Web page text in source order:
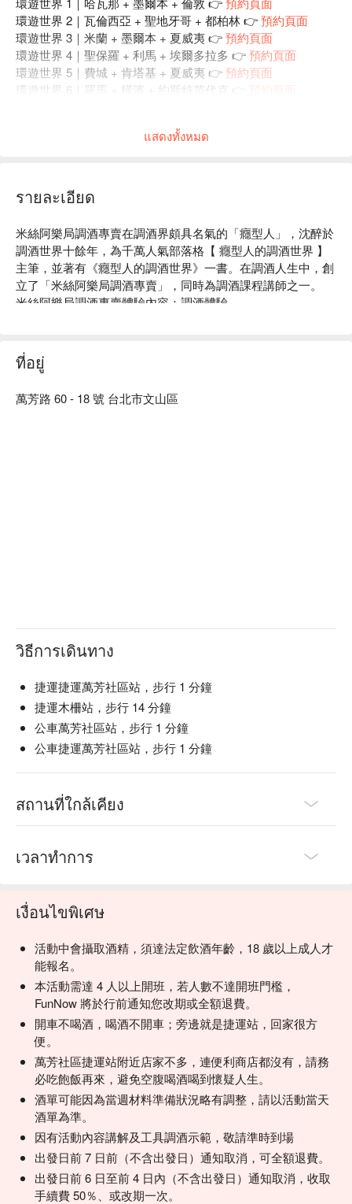
環遊世界 2｜瓦倫西亞 + 聖地牙哥 + 都柏林 👉預約頁面
環遊世界 3｜米蘭 + 墨爾本 + 夏威夷 👉預約頁面
環遊世界 4｜聖保羅 + 利馬 + 埃爾多拉多 👉預約頁面
環遊世界 5｜費城 + 肯塔基 + 夏威夷 👉 預約頁面
環遊世界 6｜羅馬 + 橫濱 + 約斯特范代克 👉 預約頁面
環遊世界 9｜尼斯 + 洛杉磯 + 西班牙港 👉
แสดงทั้งหมด
รายละเอียด
米絲阿樂局調酒專賣在調酒界頗具名氣的「癮型人」，沈醉於
調酒世界十餘年，為千萬人氣部落格【 癮型人的調酒世界 】
主筆，並著有《癮型人的調酒世界》一書。在調酒人生中，創
立了「米絲阿樂局調酒專賣」，同時為調酒課程講師之一。
米絲阿樂局調酒專賣體驗內容：調酒體驗
分鐘即可抵達。
米絲阿樂局調酒專賣預約、米絲阿樂局調酒專賣價格立刻查看
ที่อยู่
萬芳路 60 - 18 號 台北市文山區
วิธีการเดินทาง
捷運捷運萬芳社區站，步行 1 分鐘
捷運木柵站，步行 14 分鐘
公車萬芳社區站，步行 1 分鐘
公車捷運萬芳社區站，步行 1 分鐘
สถานที่ใกล้เคียง
เวลาทำการ
เงื่อนไขพิเศษ
活動中會攝取酒精，須達法定飲酒年齡，18 歲以上成人才
能報名。
本活動需達 4 人以上開班，若人數不達開班門檻，
FunNow 將於行前通知您改期或全額退費。
開車不喝酒，喝酒不開車；旁邊就是捷運站，回家很方
便。
萬芳社區捷運站附近店家不多，連便利商店都沒有，請務
必吃飽飯再來，避免空腹喝酒喝到懷疑人生。
酒單可能因為當週材料準備狀況略有調整，請以活動當天
酒單為準。
因有活動內容講解及工具調酒示範，敬請準時到場
出發日前 7 日前（不含出發日）通知取消，可全額退費。
出發日前 6 日至前 4 日內（不含出發日）通知取消，收取
手續費 50％、或改期一次。